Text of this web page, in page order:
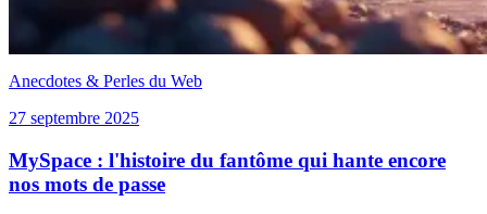
Anecdotes & Perles du Web
27 septembre 2025
MySpace : l'histoire du fantôme qui hante encore
nos mots de passe